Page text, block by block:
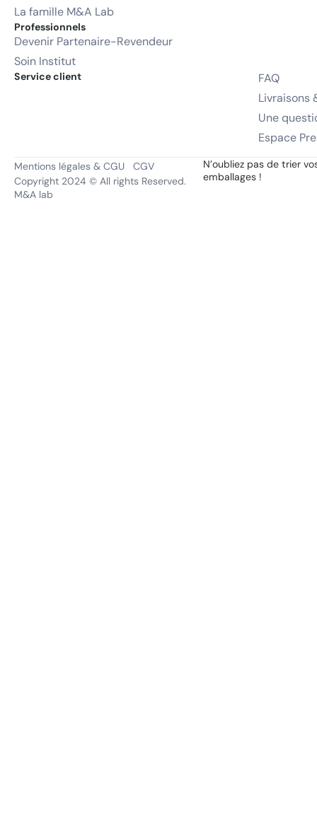
La famille M&A Lab
Professionnels
Devenir Partenaire-Revendeur
Soin Institut
Service client
FAQ
Livraisons
Une
Espace
Mentions légales & CGU
CGV
Copyright 2024 © All rights Reserved.
M&A lab
N’oubliez pas de trier
emballages !